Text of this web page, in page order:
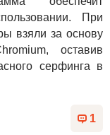
При
взяли за основу
оставив
серфинга в
1